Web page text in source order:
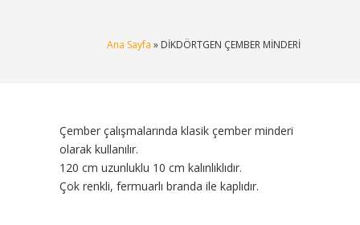
Ana Sayfa » DİKDÖRTGEN ÇEMBER MİNDERİ
Çember çalışmalarında klasik çember minderi
olarak kullanılır.
120 cm uzunluklu 10 cm kalınlıklıdır.
Çok renkli, fermuarlı branda ile kaplıdır.